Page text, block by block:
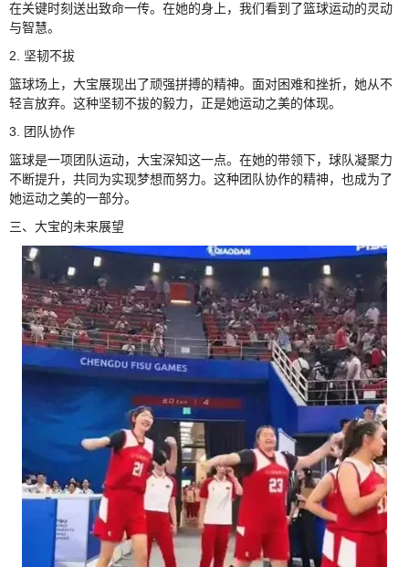
在关键时刻送出致命一传。在她的身上，我们看到了篮球运动的灵动
与智慧。
2. 坚韧不拔
篮球场上，大宝展现出了顽强拼搏的精神。面对困难和挫折，她从不
轻言放弃。这种坚韧不拔的毅力，正是她运动之美的体现。
3. 团队协作
篮球是一项团队运动，大宝深知这一点。在她的带领下，球队凝聚力
不断提升，共同为实现梦想而努力。这种团队协作的精神，也成为了
她运动之美的一部分。
三、大宝的未来展望